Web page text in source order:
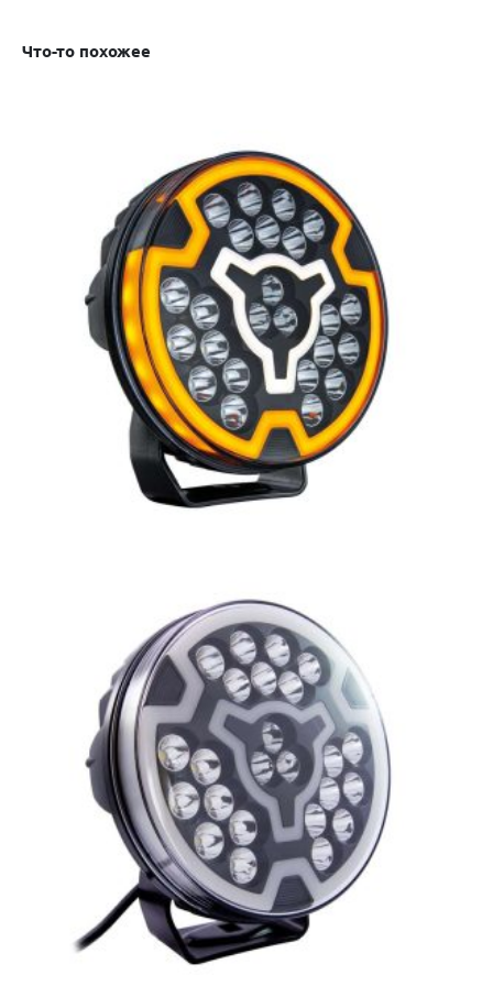
Что-то похожее